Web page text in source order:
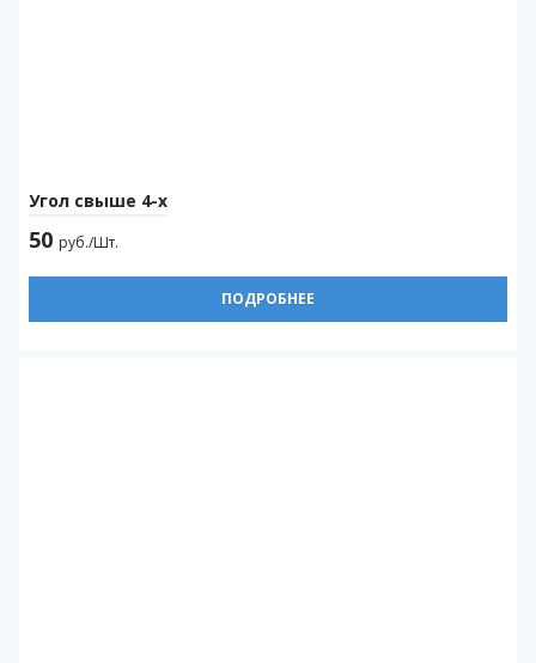
Угол свыше 4-х
50 руб./Шт.
ПОДРОБНЕЕ